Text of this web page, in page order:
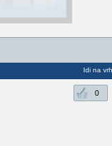
Idi na vrh
0